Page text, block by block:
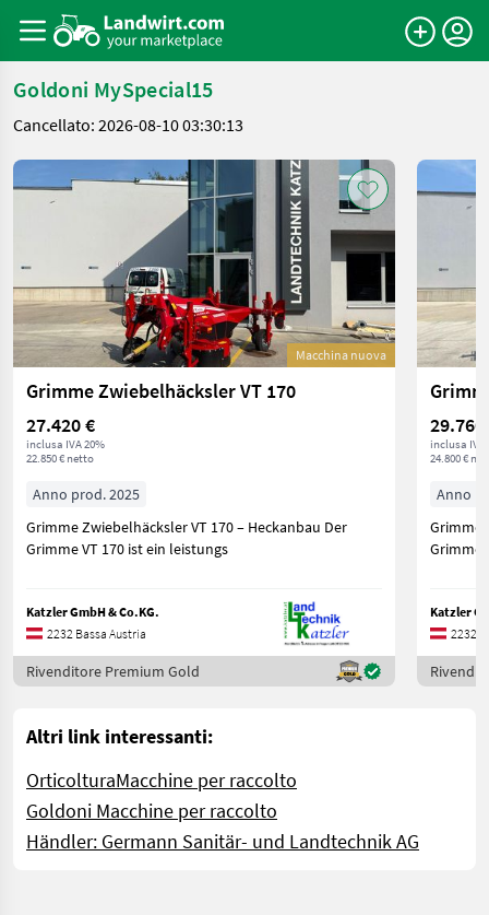
Goldoni MySpecial15
Cancellato: 2026-08-10 03:30:13
Macchina nuova
Grimme Zwiebelhäcksler VT 170
27.420 €
inclusa IVA 20%
22.850 € netto
Anno prod. 2025
Grimme Zwiebelhäcksler VT 170 – Heckanbau Der
Grimme VT 170 ist ein leistungs
Katzler GmbH & Co.KG.
2232 Bassa Austria
Rivenditore Premium Gold
29.760
inclusa IVA
24.800 €
Anno
Grimme
Grimme
Katzler
2232
Altri link interessanti:
OrticolturaMacchine per raccolto
Goldoni Macchine per raccolto
Händler: Germann Sanitär- und Landtechnik AG